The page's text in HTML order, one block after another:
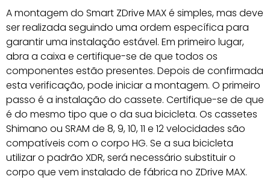
A montagem do Smart ZDrive MAX é simples, mas deve
ser realizada seguindo uma ordem específica para
garantir uma instalação estável. Em primeiro lugar,
abra a caixa e certifique-se de que todos os
componentes estão presentes. Depois de confirmada
esta verificação, pode iniciar a montagem. O primeiro
passo é a instalação do cassete. Certifique-se de que
é do mesmo tipo que o da sua bicicleta. Os cassetes
Shimano ou SRAM de 8, 9, 10, 11 e 12 velocidades são
compatíveis com o corpo HG. Se a sua bicicleta
utilizar o padrão XDR, será necessário substituir o
corpo que vem instalado de fábrica no ZDrive MAX.